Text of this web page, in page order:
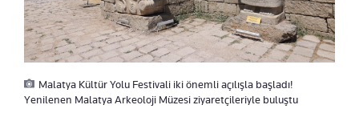
Malatya Kültür Yolu Festivali iki önemli açılışla başladı!
Yenilenen Malatya Arkeoloji Müzesi ziyaretçileriyle buluştu